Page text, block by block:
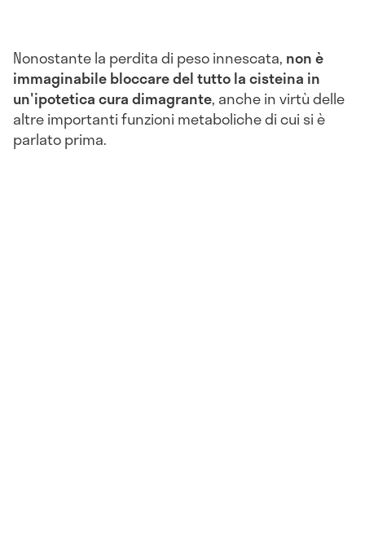
Nonostante la perdita di peso innescata, non è
immaginabile bloccare del tutto la cisteina in
un'ipotetica cura dimagrante, anche in virtù delle
altre importanti funzioni metaboliche di cui si è
parlato prima.